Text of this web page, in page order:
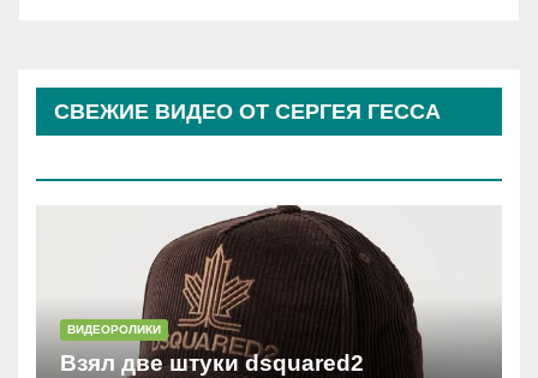
СВЕЖИЕ ВИДЕО ОТ СЕРГЕЯ ГЕССА
ВИДЕОРОЛИКИ
Взял две штуки dsquared2